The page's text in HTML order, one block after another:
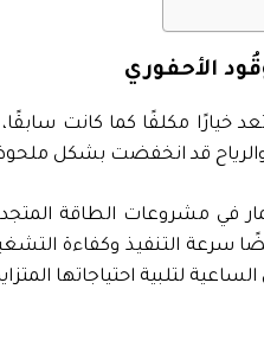
الأحفوري
خيارًا مكلفًا كما كانت سابقًا،
قد انخفضت بشكل
في مشروعات الطاقة
سرعة التنفيذ وكفاءة
لتلبية احتياجاتها